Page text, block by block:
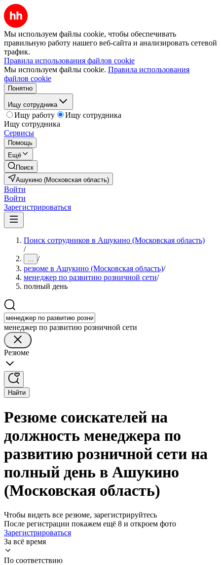
Мы используем файлы cookie, чтобы обеспечивать
правильную работу нашего веб-сайта и анализировать сетевой
трафик.
Правила использования файлов cookie
Мы используем файлы cookie. Правила использования
файлов cookie
Понятно
Ищу сотрудника
Ищу работу
Ищу сотрудника
Ищу сотрудника
Сервисы
Помощь
Ещё
Поиск
Ашукино (Московская область)
Войти
Войти
Зарегистрироваться
Поиск сотрудников в Ашукино (Московская область)
/
... /
резюме в Ашукино (Московская область)/
менеджер по развитию розничной сети/
полный день
менеджер по развитию розничной сети
Резюме
Найти
Резюме соискателей на
должность менеджера по
развитию розничной сети на
полный день в Ашукино
(Московская область)
Чтобы видеть все резюме, зарегистрируйтесь
После регистрации покажем ещё 8 и откроем фото
Зарегистрироваться
За всё время
По соответствию